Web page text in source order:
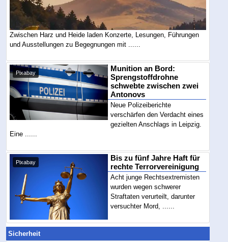
Zwischen Harz und Heide laden Konzerte, Lesungen, Führungen
und Ausstellungen zu Begegnungen mit ......
Pixabay
Munition an Bord:
Sprengstoffdrohne
schwebte zwischen zwei
Antonovs
Neue Polizeiberichte
verschärfen den Verdacht eines
gezielten Anschlags in Leipzig.
Eine ......
Pixabay
Bis zu fünf Jahre Haft für
rechte Terrorvereinigung
Acht junge Rechtsextremisten
wurden wegen schwerer
Straftaten verurteilt, darunter
versuchter Mord, ......
Sicherheit